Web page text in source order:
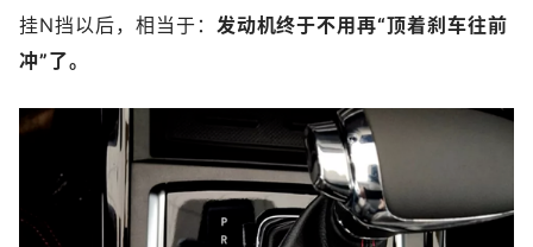
挂N挡以后，相当于： 发动机终于不用再“顶着刹车往前
冲”了。